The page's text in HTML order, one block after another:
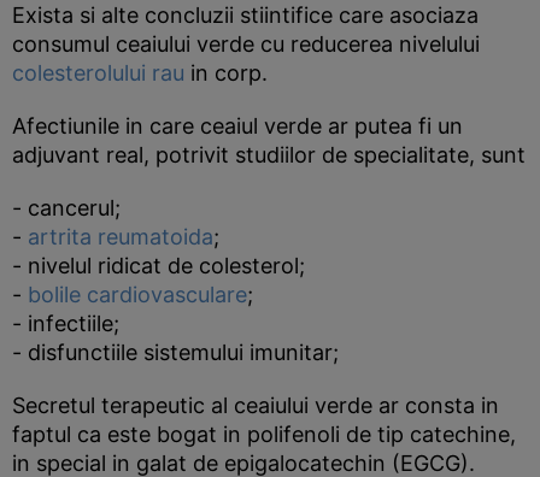
Exista si alte concluzii stiintifice care asociaza
consumul ceaiului verde cu reducerea nivelului
colesterolului rau in corp.
Afectiunile in care ceaiul verde ar putea fi un
adjuvant real, potrivit studiilor de specialitate, sunt
- cancerul;
- artrita reumatoida;
- nivelul ridicat de colesterol;
- bolile cardiovasculare;
- infectiile;
- disfunctiile sistemului imunitar;
Secretul terapeutic al ceaiului verde ar consta in
faptul ca este bogat in polifenoli de tip catechine,
in special in galat de epigalocatechin (EGCG).